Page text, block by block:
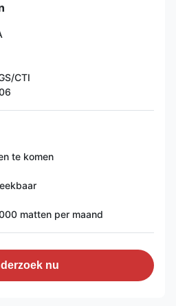
CTI
te komen
matten per maand
nu